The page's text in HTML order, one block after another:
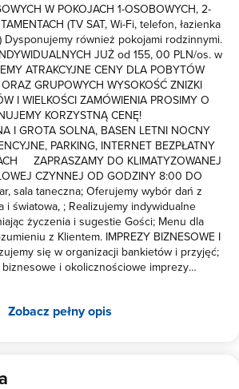
W POKOJACH 1-OSOBOWYCH, 2-
(TV SAT, Wi-Fi, telefon, łazienka
Dysponujemy również pokojami rodzinnymi.
JUŻ od 155, 00 PLN/os. w
ATRAKCYJNE CENY DLA POBYTÓW
GRUPOWYCH WYSOKOŚĆ ZNIZKI
I WIELKOŚCI ZAMÓWIENIA PROSIMY O
KORZYSTNĄ CENĘ!
I GROTA SOLNA, BASEN LETNI NOCNY
PARKING, INTERNET BEZPŁATNY
ZAPRASZAMY DO KLIMATYZOWANEJ
CZYNNEJ OD GODZINY 8:00 DO
sala taneczna; Oferujemy wybór dań z
i światowa, ; Realizujemy indywidualne
życzenia i sugestie Gości; Menu dla
z Klientem. IMPREZY BIZNESOWE I
się w organizacji bankietów i przyjęć;
i okolicznościowe imprezy
imprezy firmowe, konferencje, szkolenia,
KONFERENCJE: Specjalizujemy się w
Zobacz pełny opis